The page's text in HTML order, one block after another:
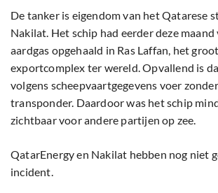
De tanker is eigendom van het Qatarese
Nakilat. Het schip had eerder deze
aardgas opgehaald in Ras Laffan, het
exportcomplex ter wereld. Opvallend is
volgens scheepvaartgegevens voer
transponder. Daardoor was het schip
zichtbaar voor andere partijen op zee.
QatarEnergy en Nakilat hebben nog niet
incident.